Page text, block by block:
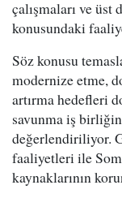
çalışmaları ve
konusundaki
Söz konusu
modernize etme,
artırma hedefleri
savunma iş
değerlendiriliyor.
faaliyetleri ile
kaynaklarının